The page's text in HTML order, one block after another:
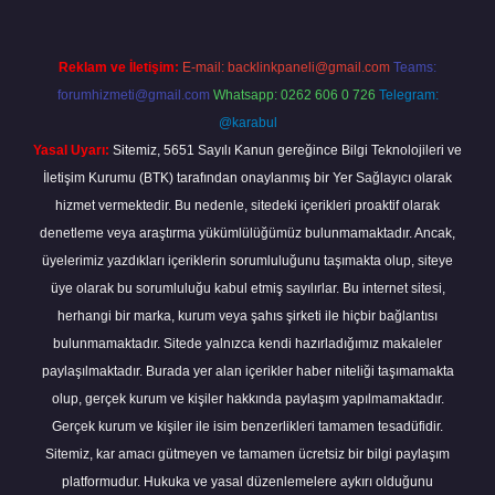
Reklam ve İletişim: E-mail: backlinkpaneli@gmail.com Teams:
forumhizmeti@gmail.com Whatsapp: 0262 606 0 726 Telegram:
@karabul
Yasal Uyarı: Sitemiz, 5651 Sayılı Kanun gereğince Bilgi Teknolojileri ve
İletişim Kurumu (BTK) tarafından onaylanmış bir Yer Sağlayıcı olarak
hizmet vermektedir. Bu nedenle, sitedeki içerikleri proaktif olarak
denetleme veya araştırma yükümlülüğümüz bulunmamaktadır. Ancak,
üyelerimiz yazdıkları içeriklerin sorumluluğunu taşımakta olup, siteye
üye olarak bu sorumluluğu kabul etmiş sayılırlar. Bu internet sitesi,
herhangi bir marka, kurum veya şahıs şirketi ile hiçbir bağlantısı
bulunmamaktadır. Sitede yalnızca kendi hazırladığımız makaleler
paylaşılmaktadır. Burada yer alan içerikler haber niteliği taşımamakta
olup, gerçek kurum ve kişiler hakkında paylaşım yapılmamaktadır.
Gerçek kurum ve kişiler ile isim benzerlikleri tamamen tesadüfidir.
Sitemiz, kar amacı gütmeyen ve tamamen ücretsiz bir bilgi paylaşım
platformudur. Hukuka ve yasal düzenlemelere aykırı olduğunu